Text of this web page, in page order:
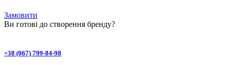
Замовити
Ви готові до створення бренду?
+38 (067) 799-84-98